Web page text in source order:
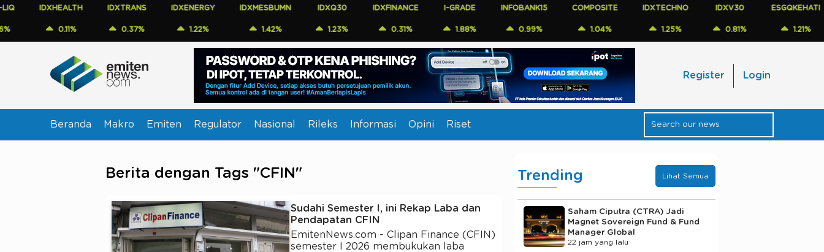
IDXHEALTH IDXTRANS
0.37%
IDXENERGY IDXMESBUMN IDXQ30 IDXFINANCE I-GRADE INFOBANK15
0.99%
COMPOSITE IDXTECHNO IDXV30 ESGQKEHATI
Register Login
Beranda Makro Emiten Regulator Nasional Rileks Informasi Opini Riset
Berita dengan Tags "CFIN"
Sudahi Semester I, ini Rekap Laba dan
Pendapatan CFIN
EmitenNews.com - Clipan Finance (CFIN)
semester I 2026 membukukan laba
Trending Lihat Semua
Saham Ciputra (CTRA) Jadi
Magnet Sovereign Fund & Fund
Manager Global
22 jam yang lalu